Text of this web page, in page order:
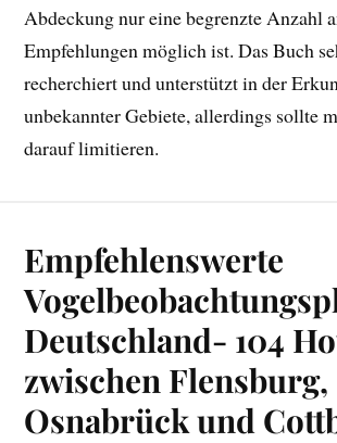
Abdeckung nur eine begrenzte Anzahl
Empfehlungen möglich ist. Das Buch
recherchiert und unterstützt in der
unbekannter Gebiete, allerdings sollte
darauf limitieren.
Empfehlenswerte
Deutschland- 104
zwischen Flensburg,
Osnabrück und